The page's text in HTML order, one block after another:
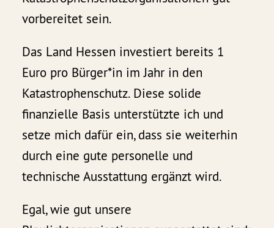
vorbereitet sein.
Das Land Hessen investiert bereits 1
Euro pro Bürger*in im Jahr in den
Katastrophenschutz. Diese solide
finanzielle Basis unterstützte ich und
setze mich dafür ein, dass sie weiterhin
durch eine gute personelle und
technische Ausstattung ergänzt wird.
Egal, wie gut unsere